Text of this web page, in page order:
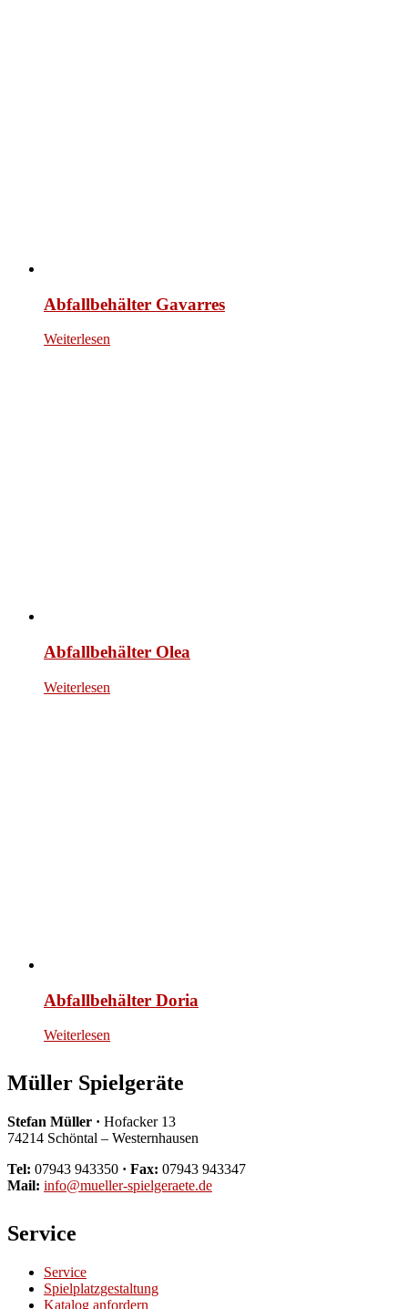
Abfallbehälter Gavarres
Weiterlesen
Abfallbehälter Olea
Weiterlesen
Abfallbehälter Doria
Weiterlesen
Müller Spielgeräte
Stefan Müller · Hofacker 13
74214 Schöntal – Westernhausen
Tel: 07943 943350 · Fax: 07943 943347
Mail: info@mueller-spielgeraete.de
Service
Service
Spielplatzgestaltung
Katalog anfordern